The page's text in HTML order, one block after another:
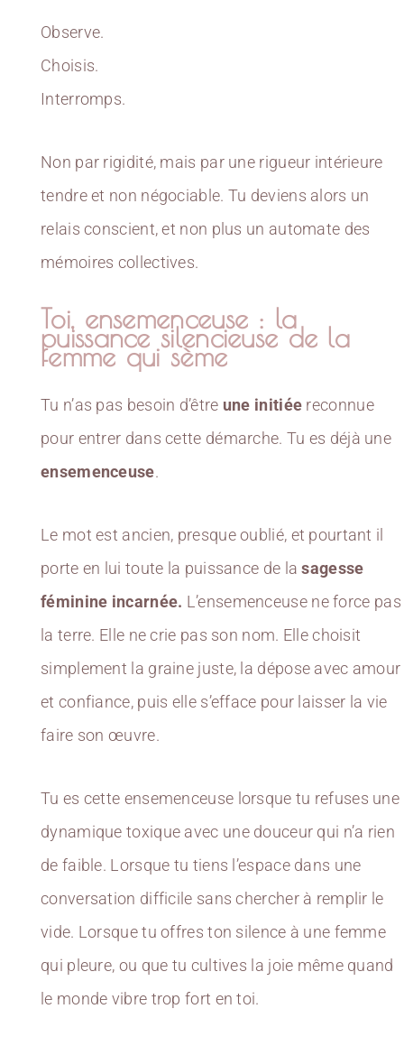
Observe.
Choisis.
Interromps.
Non par rigidité, mais par une rigueur intérieure
tendre et non négociable. Tu deviens alors un
relais conscient, et non plus un automate des
mémoires collectives.
Toi, ensemenceuse : la
puissance silencieuse de la
femme qui sème
Tu n’as pas besoin d’être une initiée reconnue
pour entrer dans cette démarche. Tu es déjà une
ensemenceuse.
Le mot est ancien, presque oublié, et pourtant il
porte en lui toute la puissance de lasagesse
féminine incarnée. L’ensemenceuse ne force pas
la terre. Elle ne crie pas son nom. Elle choisit
simplement la graine juste, la dépose avec amour
et confiance, puis elle s’efface pour laisser la vie
faire son œuvre.
Tu es cette ensemenceuse lorsque tu refuses une
dynamique toxique avec une douceur qui n’a rien
de faible. Lorsque tu tiens l’espace dans une
conversation difficile sans chercher à remplir le
vide. Lorsque tu offres ton silence à une femme
qui pleure, ou que tu cultives la joie même quand
le monde vibre trop fort en toi.